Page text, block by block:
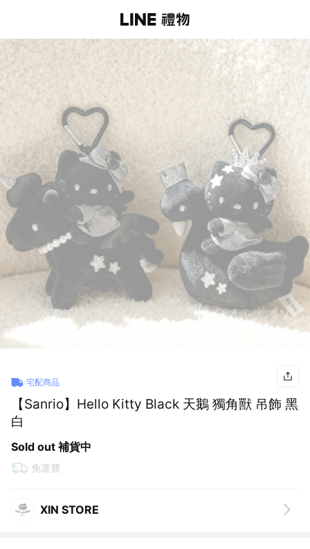
宅配商品
【Sanrio】Hello Kitty Black 天鵝 獨角獸 吊飾 黑
白
Sold out 補貨中
免運費
XIN STORE